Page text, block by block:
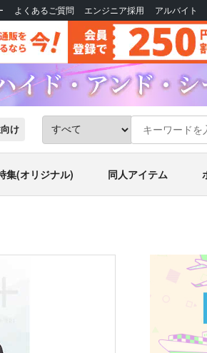
よくあるご質問 エンジニア採用 アルバイト
け
集(オリジナル) 同人アイテム